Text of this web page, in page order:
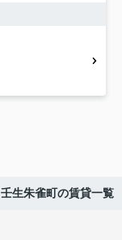
壬生朱雀町の賃貸一覧